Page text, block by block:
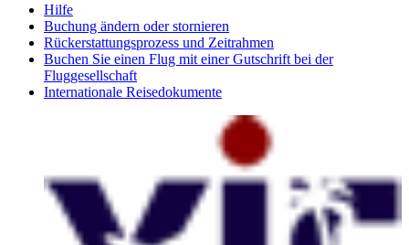
Hilfe
Buchung ändern oder stornieren
Rückerstattungsprozess und Zeitrahmen
Buchen Sie einen Flug mit einer Gutschrift bei der
Fluggesellschaft
Internationale Reisedokumente